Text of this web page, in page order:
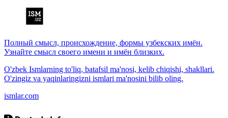
Полный смысл, происхождение, формы узбекских имён.
Узнайте смысл своего имени и имён близких.
O'zbek Ismlarning to'liq, batafsil ma'nosi, kelib chiqishi, shakllari.
O'zingiz va yaqinlaringizni ismlari ma'nosini bilib oling.
ismlar.com